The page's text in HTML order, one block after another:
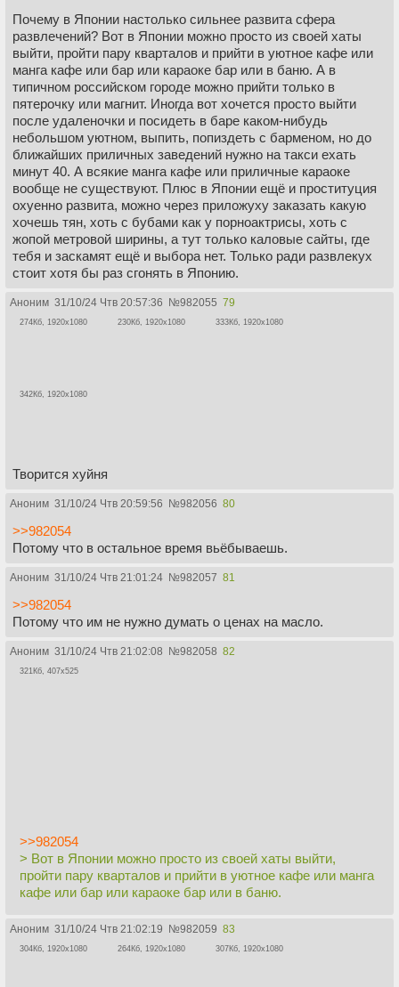
Почему в Японии настолько сильнее развита сфера
развлечений? Вот в Японии можно просто из своей хаты
выйти, пройти пару кварталов и прийти в уютное кафе или
манга кафе или бар или караоке бар или в баню. А в
типичном российском городе можно прийти только в
пятерочку или магнит. Иногда вот хочется просто выйти
после удаленочки и посидеть в баре каком-нибудь
небольшом уютном, выпить, попиздеть с барменом, но до
ближайших приличных заведений нужно на такси ехать
минут 40. А всякие манга кафе или приличные караоке
вообще не существуют. Плюс в Японии ещё и проституция
охуенно развита, можно через приложуху заказать какую
хочешь тян, хоть с бубами как у порноактрисы, хоть с
жопой метровой ширины, а тут только каловые сайты, где
тебя и заскамят ещё и выбора нет. Только ради развлекух
стоит хотя бы раз сгонять в Японию.
Аноним 31/10/24 Чтв 20:57:36 №982055 79
274Кб, 1920x1080 230Кб, 1920x1080 333Кб, 1920x1080
342Кб, 1920x1080
Творится хуйня
Аноним 31/10/24 Чтв 20:59:56 №982056 80
>>982054
Потому что в остальное время вьёбываешь.
Аноним 31/10/24 Чтв 21:01:24 №982057 81
>>982054
Потому что им не нужно думать о ценах на масло.
Аноним 31/10/24 Чтв 21:02:08 №982058 82
321Кб, 407x525
>>982054
> Вот в Японии можно просто из своей хаты выйти,
пройти пару кварталов и прийти в уютное кафе или манга
кафе или бар или караоке бар или в баню.
Аноним 31/10/24 Чтв 21:02:19 №982059 83
304Кб, 1920x1080 264Кб, 1920x1080 307Кб, 1920x1080